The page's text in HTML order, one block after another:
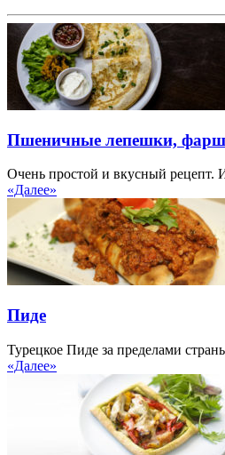
Пшеничные лепешки,
Очень простой и вкусный рецепт.
«Далее»
Пиде
Турецкое Пиде за пределами
«Далее»